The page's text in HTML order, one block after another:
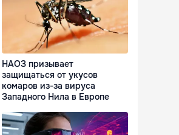
НАОЗ призывает
защищаться от укусов
комаров из-за вируса
Западного Нила в Европе